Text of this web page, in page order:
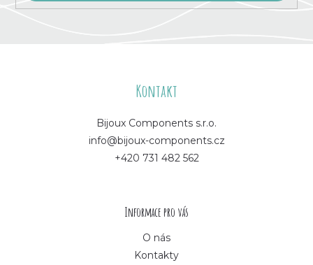
Kontakt
Bijoux Components s.r.o.
info@bijoux-components.cz
+420 731 482 562
Informace pro vás
O nás
Kontakty